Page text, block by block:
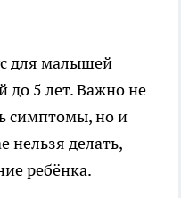
для малышей
до 5 лет. Важно не
симптомы, но и
нельзя делать,
ребёнка.